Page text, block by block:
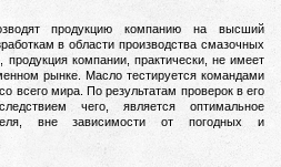
продукцию компанию на высший
в области производства смазочных
компании, практически, не имеет
рынке.
Масло тестируется командами
всего мира. По результатам проверок в его
чего, является оптимальное
вне зависимости от погодных и